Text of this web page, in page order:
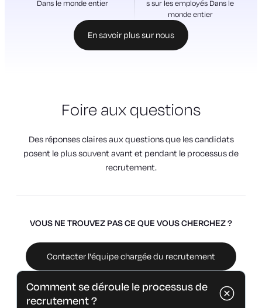
Dans le monde entier
s sur les employés Dans le
monde entier
En savoir plus sur nous
Foire aux questions
Des réponses claires aux questions que les candidats
posent le plus souvent avant et pendant le processus de
recrutement.
VOUS NE TROUVEZ PAS CE QUE VOUS CHERCHEZ ?
Contacter l'équipe chargée du recrutement
Comment se déroule le processus de
recrutement ?